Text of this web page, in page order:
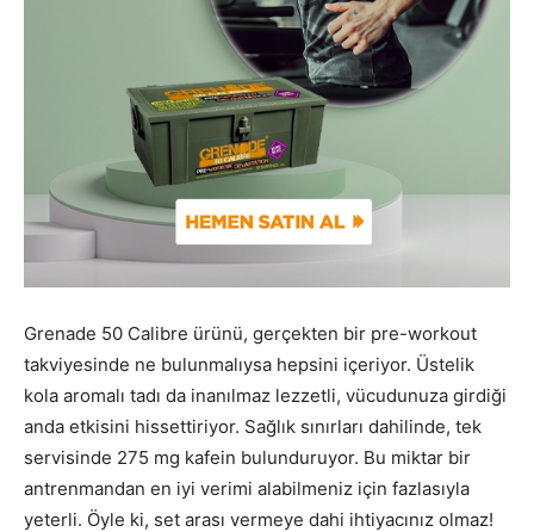
Grenade 50 Calibre ürünü, gerçekten bir pre-workout
takviyesinde ne bulunmalıysa hepsini içeriyor. Üstelik
kola aromalı tadı da inanılmaz lezzetli, vücudunuza girdiği
anda etkisini hissettiriyor. Sağlık sınırları dahilinde, tek
servisinde 275 mg kafein bulunduruyor. Bu miktar bir
antrenmandan en iyi verimi alabilmeniz için fazlasıyla
yeterli. Öyle ki, set arası vermeye dahi ihtiyacınız olmaz!